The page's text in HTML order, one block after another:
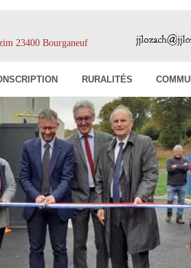
23400 Bourganeuf
RURALITÉS